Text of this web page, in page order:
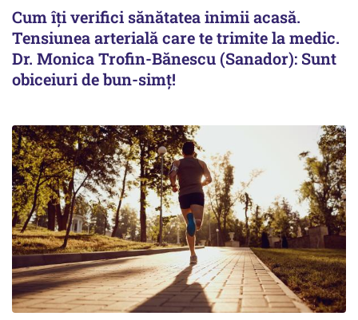
Cum îți verifici sănătatea inimii acasă.
Tensiunea arterială care te trimite la medic.
Dr. Monica Trofin-Bănescu (Sanador): Sunt
obiceiuri de bun-simț!